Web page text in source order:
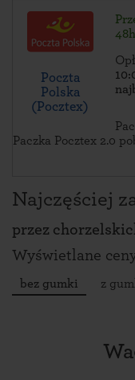
Poczta
Polska
(Pocztex)
Paczka Pocztex 2.0
Najczęściej
przez
Wyświetlane
bez gumki z